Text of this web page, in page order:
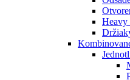
Heavy